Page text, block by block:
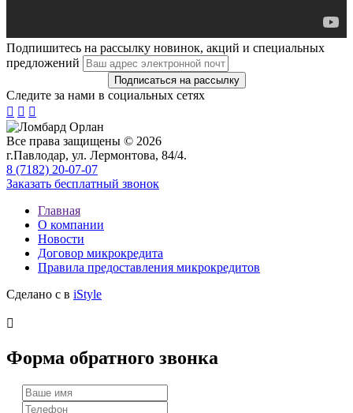
Подпишитесь на рассылку новинок, акций и специальных
предложений
Следите за нами в социальных сетях
  
Все права защищены © 2026
г.Павлодар, ул. Лермонтова, 84/4.
8 (7182) 20-07-07
Заказать бесплатный звонок
Главная
О компании
Новости
Договор микрокредита
Правила предоставления микрокредитов
Сделано с в iStyle

Форма обратного звонка